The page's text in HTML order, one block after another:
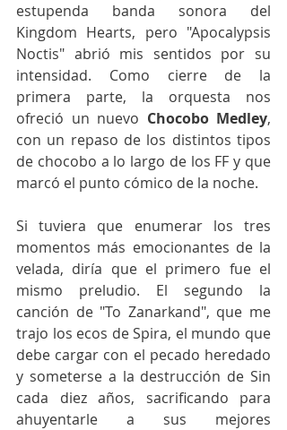
estupenda banda sonora del
Kingdom Hearts, pero "Apocalypsis
Noctis" abrió mis sentidos por su
intensidad. Como cierre de la
primera parte, la orquesta nos
ofreció un nuevo Chocobo Medley,
con un repaso de los distintos tipos
de chocobo a lo largo de los FF y que
marcó el punto cómico de la noche.
Si tuviera que enumerar los tres
momentos más emocionantes de la
velada, diría que el primero fue el
mismo preludio. El segundo la
canción de "To Zanarkand", que me
trajo los ecos de Spira, el mundo que
debe cargar con el pecado heredado
y someterse a la destrucción de Sin
cada diez años, sacrificando para
ahuyentarle a sus mejores